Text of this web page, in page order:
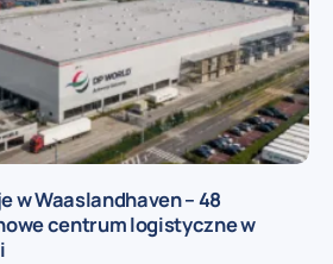
w Waaslandhaven – 48
centrum logistyczne w